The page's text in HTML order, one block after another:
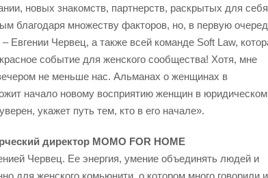
новых знакомств, партнерств, раскрытых для себя
благодаря множеству факторов, но, в первую
Евгении Червец, а также всей команде Soft Law,
событие для женского сообщества! Хотя, мне
не меньше нас. Альманах о женщинах в
начало новому восприятию женщин в юридическом
укажет путь тем, кто в его начале».
директор MOMO FOR HOME
Червец. Ее энергия, умение объединять людей и